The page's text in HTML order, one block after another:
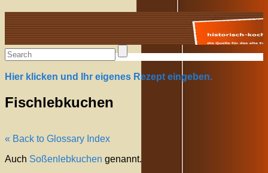
Alte Rezepte online
Hier klicken und Ihr eigenes Rezept eingeben.
Fischlebkuchen
« Back to Glossary Index
Auch Soßenlebkuchen genannt.